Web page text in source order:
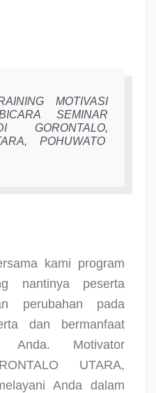
MOTIVASI
SEMINAR
GORONTALO,
POHUWATO
kami program
nantinya peserta
perubahan pada
dan bermanfaat
Anda. Motivator
UTARA,
Anda dalam